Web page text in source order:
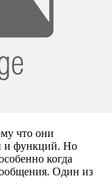
что они
и функций. Но
когда
Один из